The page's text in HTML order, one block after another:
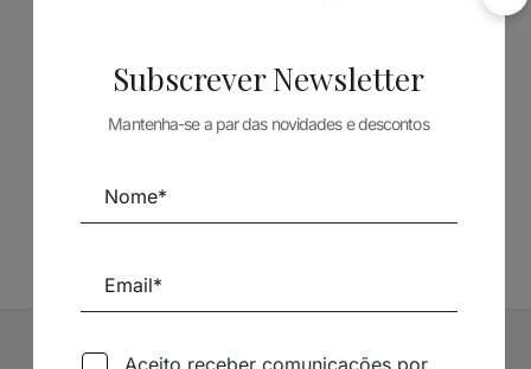
Siga-nos nas Redes Sociais
TÉCNICA LIVRARIA »
Subscrever Newsletter
Mantenha-se a par das novidades e descontos
Aceito receber comunicações por